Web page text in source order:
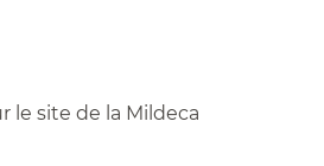
le site de la Mildeca